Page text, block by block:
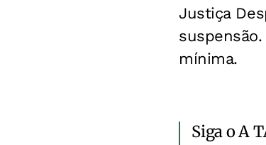
Justiça
mínima.
Siga o A